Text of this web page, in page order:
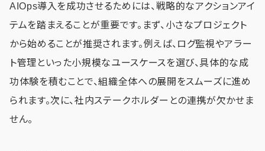
AIOps導入を成功させるためには、戦略的なアクションアイ
テムを踏まえることが重要です。まず、小さなプロジェクト
から始めることが推奨されます。例えば、ログ監視やアラー
ト管理といった小規模なユースケースを選び、具体的な成
功体験を積むことで、組織全体への展開をスムーズに進め
られます。次に、社内ステークホルダーとの連携が欠かせま
せん。